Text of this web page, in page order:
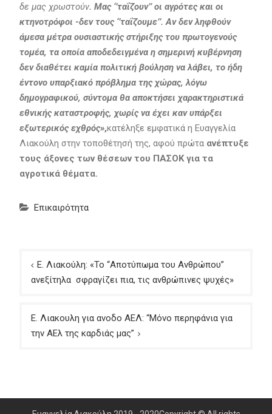
δε μας χρωστούν. Μας ‘’ταΐζουν’’ οι αγρότες και οι
κτηνοτρόφοι -δεν τους ‘’ταΐζουμε’’. Αν δεν ληφθούν
άμεσα μέτρα ουσιαστικής στήριξης του πρωτογενούς
τομέα, τα οποία αποδεδειγμένα η σημερινή κυβέρνηση
δεν διαθέτει καμία πολιτική βούληση να λάβει, το ήδη
έντονο υπαρξιακό πρόβλημα της χώρας, λόγω
δημογραφικού, σύντομα θα αποκτήσει χαρακτηριστικά
εθνικής καταστροφής, χωρίς να έχει καν υπάρξει
εξωτερικός εχθρός»,κατέληξε εμφατικά η Ευαγγελία
Λιακούλη στην τοποθέτησή της, αφού πρώτα ανέπτυξε
τους άξονες των θέσεων του ΠΑΣΟΚ για τα
αγροτικά θέματα.
Επικαιρότητα
Πλοήγηση
άρθρων
Ε. Λιακούλη: «Το “Αποτύπωμα του Ανθρώπου”
ανεξίτηλα σφραγίζει πια, τις ανθρώπινες ψυχές»
Ε. Λιακουλη για ανοδο ΑΕΛ: “Μόνο περηφάνια για
την ΑΕλ της καρδιάς μας”